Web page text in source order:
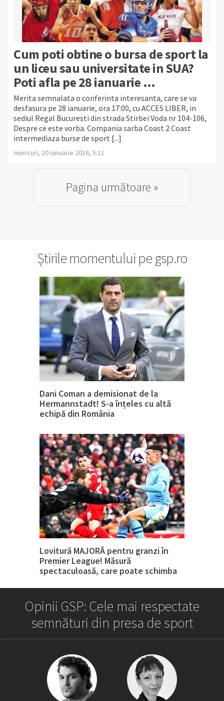
Cum poti obtine o bursa de sport la
un liceu sau universitate in SUA?
Poti afla pe 28 ianuarie …
Merita semnalata o conferinta interesanta, care se va
desfasura pe 28 ianuarie, ora 17:00, cu ACCES LIBER, in
sediul Regal Bucuresti din strada Stirbei Voda nr 104-106,
Despre ce este vorba. Compania sarba Coast 2 Coast
intermediaza burse de sport [...]
miercuri, 20 ianuarie 2016, 5:11
Pagina următoare »
Știrile momentului pe gsp.ro
Dani Coman a demisionat de la
Hermannstadt! S-a înțeles cu altă
echipă din România
Lovitură MAJORĂ pentru granzi în
Premier League! Măsură
spectaculoasă, care poate schimba
Opinii GSP: Cele mai respectate
semnături din presa de sport